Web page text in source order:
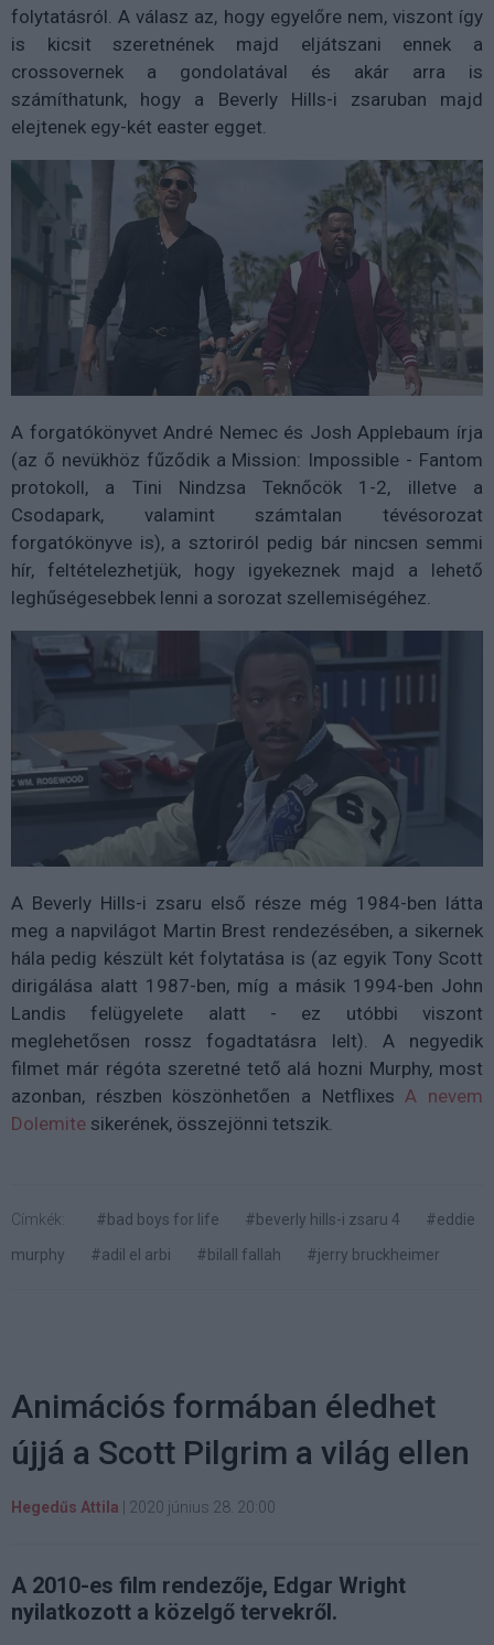
folytatásról. A válasz az, hogy egyelőre nem, viszont így
is kicsit szeretnének majd eljátszani ennek a
crossovernek a gondolatával és akár arra is
számíthatunk, hogy a Beverly Hills-i zsaruban majd
elejtenek egy-két easter egget.
A forgatókönyvet André Nemec és Josh Applebaum írja
(az ő nevükhöz fűződik a Mission: Impossible - Fantom
protokoll, a Tini Nindzsa Teknőcök 1-2, illetve a
Csodapark, valamint számtalan tévésorozat
forgatókönyve is), a sztoriról pedig bár nincsen semmi
hír, feltételezhetjük, hogy igyekeznek majd a lehető
leghűségesebbek lenni a sorozat szellemiségéhez.
A Beverly Hills-i zsaru első része még 1984-ben látta
meg a napvilágot Martin Brest rendezésében, a sikernek
hála pedig készült két folytatása is (az egyik Tony Scott
dirigálása alatt 1987-ben, míg a másik 1994-ben John
Landis felügyelete alatt - ez utóbbi viszont
meglehetősen rossz fogadtatásra lelt). A negyedik
filmet már régóta szeretné tető alá hozni Murphy, most
azonban, részben köszönhetően a NetflixesA nevem
Dolemite sikerének, összejönni tetszik.
Címkék: #bad boys for life #beverly hills-i zsaru 4
#eddie
murphy
#adil el arbi #bilall fallah #jerry bruckheimer
Animációs formában éledhet
újjá a Scott Pilgrim a világ ellen
Hegedűs Attila 2020 június 28. 20:00
A 2010-es film rendezője, Edgar Wright
nyilatkozott a közelgő tervekről.